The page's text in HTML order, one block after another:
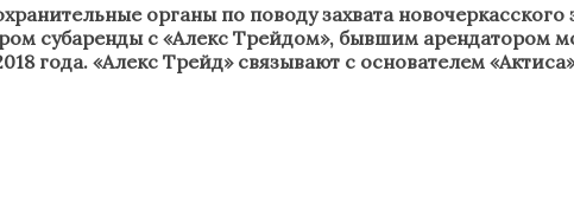
органы по поводу захвата новочеркасского
субаренды с «Алекс Трейдом», бывшим арендатором
года. «Алекс Трейд» связывают с основателем